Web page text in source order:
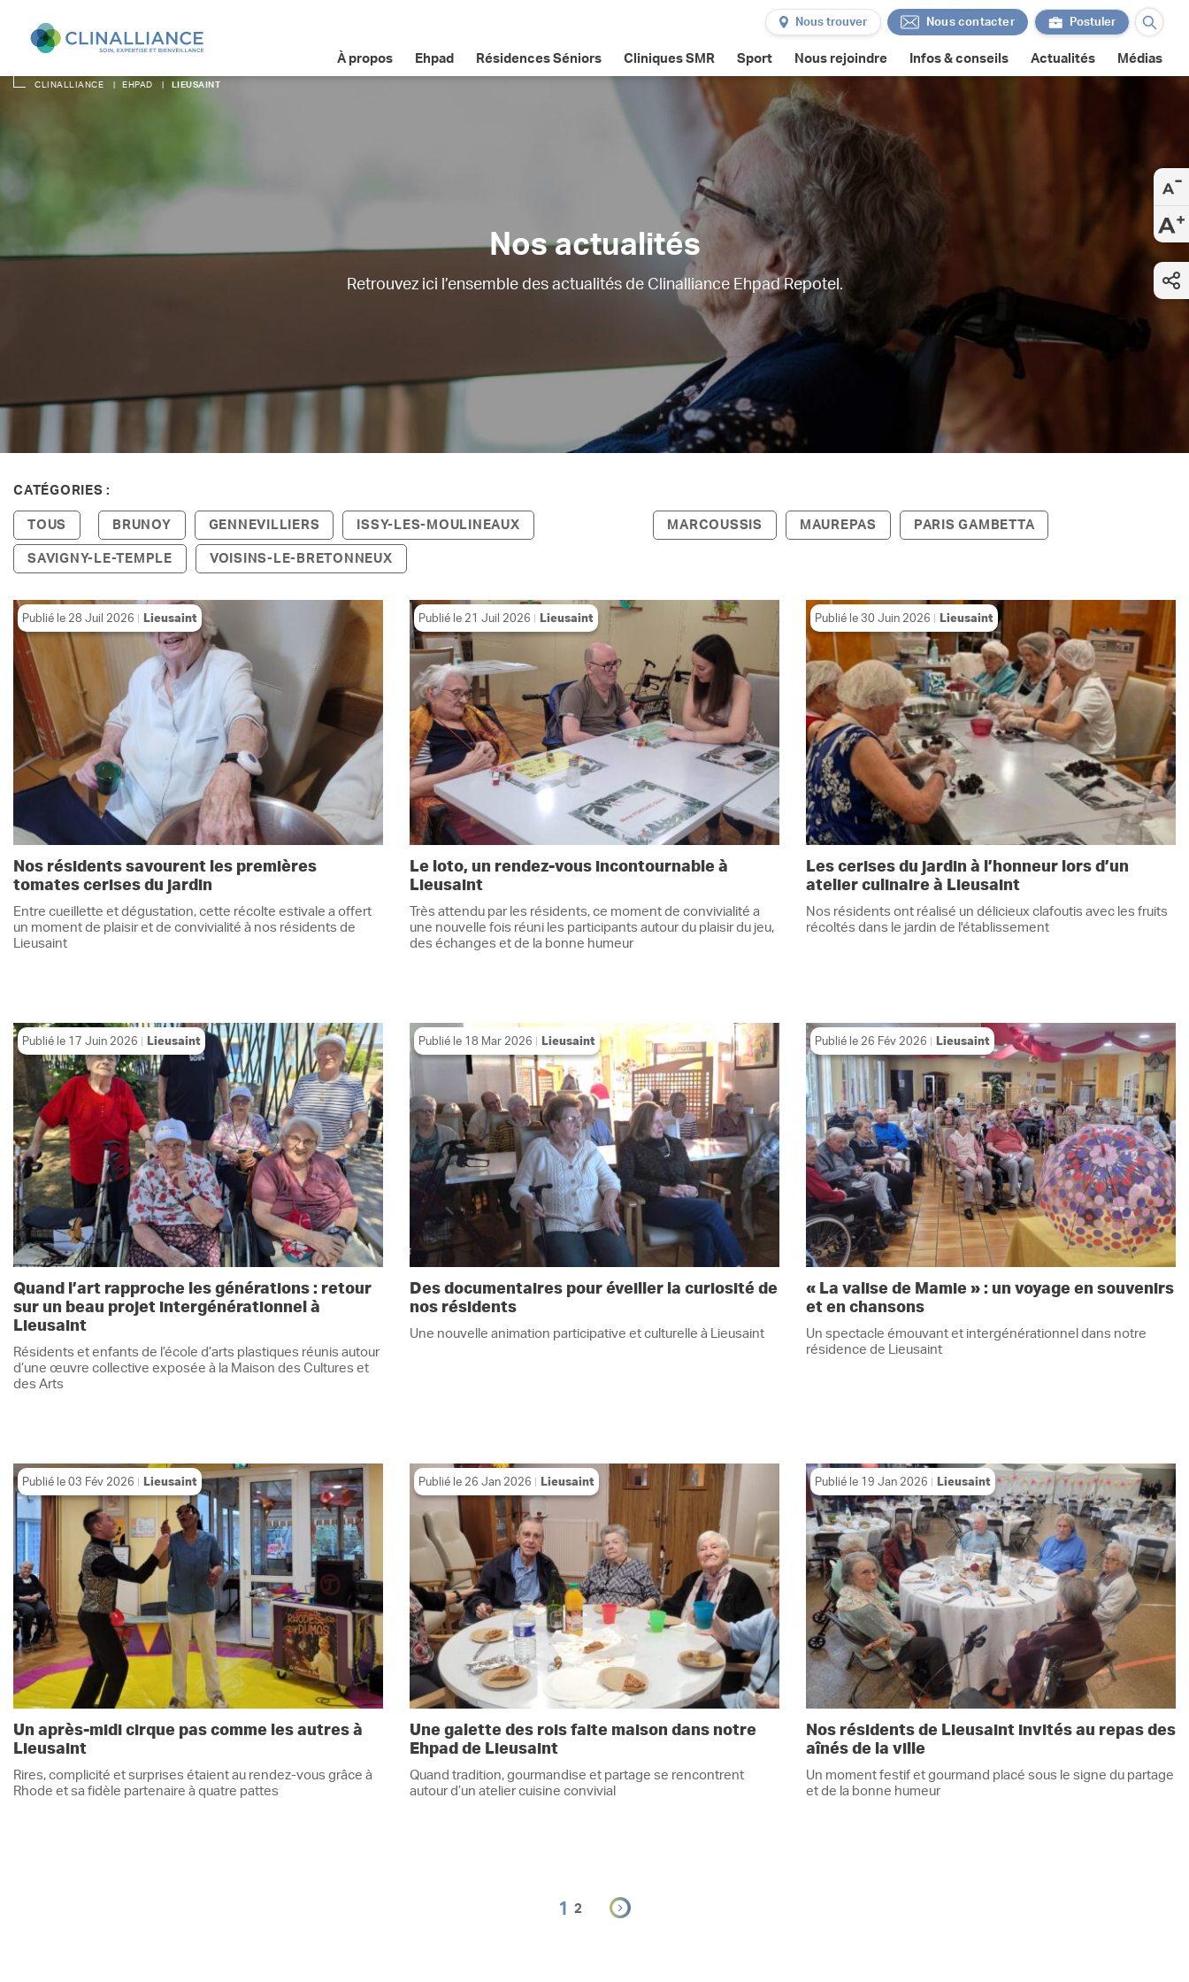
Nous trouver
Nous contacter
Nous contacter
Postuler
Postuler
À propos Ehpad Résidences Séniors Cliniques SMR Sport Nous rejoindre Infos & conseils Actualités Médias
CLINALLIANCE EHPAD LIEUSAINT
Nos actualités
Retrouvez ici l’ensemble des actualités de Clinalliance Ehpad Repotel.
CATÉGORIES :
TOUS BRUNOY GENNEVILLIERS ISSY-LES-MOULINEAUX MARCOUSSIS MAUREPAS PARIS GAMBETTA
SAVIGNY-LE-TEMPLE VOISINS-LE-BRETONNEUX
Publié le 28 Juil 2026 Lieusaint
Nos résidents savourent les premières
tomates cerises du jardin
Entre cueillette et dégustation, cette récolte estivale a offert
un moment de plaisir et de convivialité à nos résidents de
Lieusaint
Publié le 21 Juil 2026 Lieusaint
Le loto, un rendez-vous incontournable à
Lieusaint
Très attendu par les résidents, ce moment de convivialité a
une nouvelle fois réuni les participants autour du plaisir du jeu,
des échanges et de la bonne humeur
Publié le 30 Juin 2026 Lieusaint
Les cerises du jardin à l’honneur lors d’un
atelier culinaire à Lieusaint
Nos résidents ont réalisé un délicieux clafoutis avec les fruits
récoltés dans le jardin de l'établissement
Publié le 17 Juin 2026 Lieusaint
Quand l’art rapproche les générations : retour
sur un beau projet intergénérationnel à
Lieusaint
Résidents et enfants de l’école d’arts plastiques réunis autour
d’une œuvre collective exposée à la Maison des Cultures et
des Arts
Publié le 18 Mar 2026 Lieusaint
Des documentaires pour éveiller la curiosité de
nos résidents
Une nouvelle animation participative et culturelle à Lieusaint
Publié le 26 Fév 2026 Lieusaint
« La valise de Mamie » : un voyage en souvenirs
et en chansons
Un spectacle émouvant et intergénérationnel dans notre
résidence de Lieusaint
Publié le 03 Fév 2026 Lieusaint
Un après-midi cirque pas comme les autres à
Lieusaint
Rires, complicité et surprises étaient au rendez-vous grâce à
Rhode et sa fidèle partenaire à quatre pattes
Publié le 26 Jan 2026 Lieusaint
Une galette des rois faite maison dans notre
Ehpad de Lieusaint
Quand tradition, gourmandise et partage se rencontrent
autour d’un atelier cuisine convivial
Publié le 19 Jan 2026 Lieusaint
Nos résidents de Lieusaint invités au repas des
aînés de la ville
Un moment festif et gourmand placé sous le signe du partage
et de la bonne humeur
1 2